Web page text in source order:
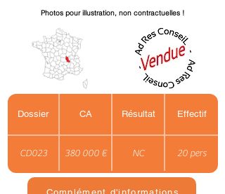
Photos pour illustration, non contractuelles !
Dossier CA Résultat Effectif
CD023 380 000 € NC 20 pers
Complément d'informations